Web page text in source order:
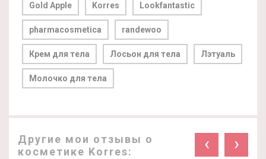
Gold Apple Korres Lookfantastic
pharmacosmetica randewoo
Крем для тела Лосьон для тела Лэтуаль
Молочко для тела
Другие мои отзывы о
косметике Korres:
‹ ›